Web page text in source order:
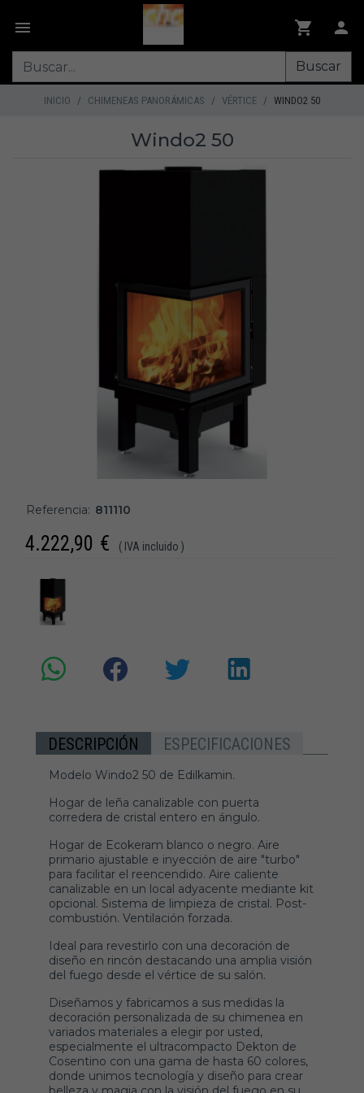
Buscar
INICIO CHIMENEAS PANORÁMICAS VÉRTICE WINDO2 50
Windo2 50
Referencia: 811110
4.222,90 € ( IVA incluido )
DESCRIPCIÓN ESPECIFICACIONES
Modelo Windo2 50 de Edilkamin.
Hogar de leña canalizable con puerta
corredera de cristal entero en ángulo.
Hogar de Ecokeram blanco o negro. Aire
primario ajustable e inyección de aire "turbo"
para facilitar el reencendido. Aire caliente
canalizable en un local adyacente mediante kit
opcional. Sistema de limpieza de cristal. Post-
combustión. Ventilación forzada.
Ideal para revestirlo con una decoración de
diseño en rincón destacando una amplia visión
del fuego desde el vértice de su salón.
Diseñamos y fabricamos a sus medidas la
decoración personalizada de su chimenea en
variados materiales a elegir por usted,
especialmente el ultracompacto Dekton de
Cosentino con una gama de hasta 60 colores,
donde unimos tecnología y diseño para crear